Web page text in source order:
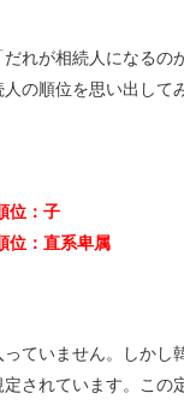
れが相続人になるの
の順位を思い出して
位：子
位：直系卑属
ていません。しかし
されています。この